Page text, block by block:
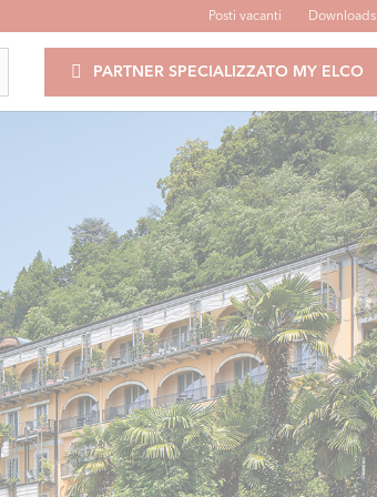
Posti vacanti Downloads
PARTNER SPECIALIZZATO MY ELCO